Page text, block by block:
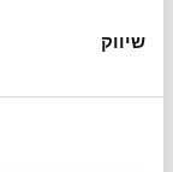
שיווק
רחוב הכנרת 5, בני ברק.